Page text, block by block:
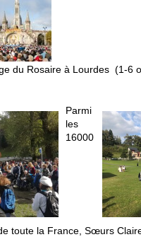
du Rosaire à Lourdes (1-6
Parmi
les
16000
toute la France, Sœurs